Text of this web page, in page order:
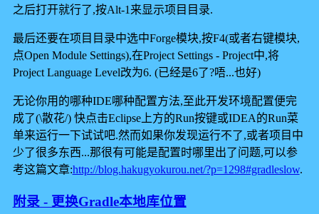
之后打开就行了,按Alt-1来显示项目目录.
最后还要在项目目录中选中Forge模块,按F4(或者右键模块,
点Open Module Settings),在Project Settings - Project中,将
Project Language Level改为6. (已经是6了?唔...也好)
无论你用的哪种IDE哪种配置方法,至此开发环境配置便完
成了(\散花/) 快点击Eclipse上方的Run按键或IDEA的Run菜
单来运行一下试试吧.然而如果你发现运行不了,或者项目中
少了很多东西...那很有可能是配置时哪里出了问题,可以参
考这篇文章:http://blog.hakugyokurou.net/?p=1298#gradleslow.
附录 - 更换Gradle本地库位置